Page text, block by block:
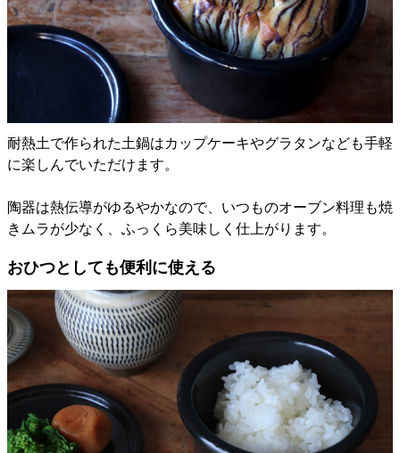
耐熱土で作られた土鍋はカップケーキやグラタンなども手軽
に楽しんでいただけます。
陶器は熱伝導がゆるやかなので、いつものオーブン料理も焼
きムラが少なく、ふっくら美味しく仕上がります。
おひつとしても便利に使える